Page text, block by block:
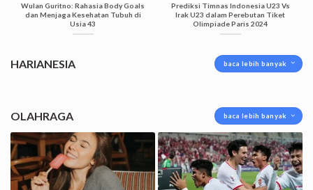
Wulan Guritno: Rahasia Body Goals
dan Menjaga Kesehatan Tubuh di
Usia 43
Prediksi Timnas Indonesia U23 Vs
Irak U23 dalam Perebutan Tiket
Olimpiade Paris 2024
HARIANESIA baca lebih banyak
OLAHRAGA baca lebih banyak